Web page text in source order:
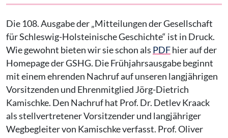
Die 108. Ausgabe der „Mitteilungen der Gesellschaft
für Schleswig-Holsteinische Geschichte“ ist in Druck.
Wie gewohnt bieten wir sie schon als PDFhier auf der
Homepage der GSHG. Die Frühjahrsausgabe beginnt
mit einem ehrenden Nachruf auf unseren langjährigen
Vorsitzenden und Ehrenmitglied Jörg-Dietrich
Kamischke. Den Nachruf hat Prof. Dr. Detlev Kraack
als stellvertretener Vorsitzender und langjähriger
Wegbegleiter von Kamischke verfasst. Prof. Oliver